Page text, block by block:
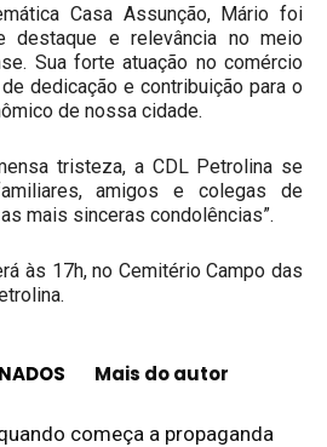
Casa Assunção, Mário foi
destaque e relevância no meio
Sua forte atuação no comércio
dedicação e contribuição para o
de nossa cidade.
tristeza, a CDL Petrolina se
amigos e colegas de
mais sinceras condolências”.
às 17h, no Cemitério Campo das
Mais do autor
começa a propaganda